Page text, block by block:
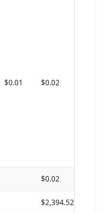
$0.01 $0.02
$0.02
$2,394.52